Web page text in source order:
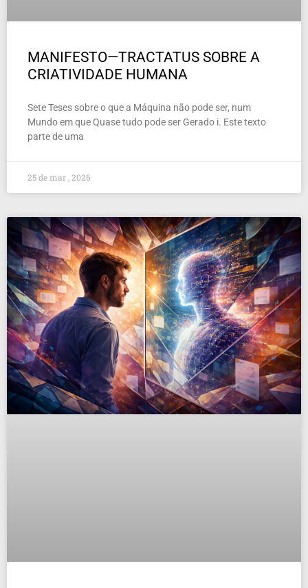
MANIFESTO—TRACTATUS SOBRE A
CRIATIVIDADE HUMANA
Sete Teses sobre o que a Máquina não pode ser, num
Mundo em que Quase tudo pode ser Gerado i. Este texto
parte de uma
25 de mar , 2026